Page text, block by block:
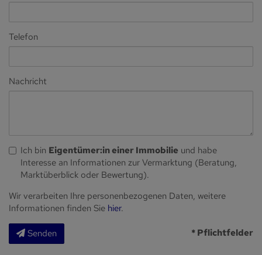
Telefon
Nachricht
Ich bin Eigentümer:in einer Immobilie und habe
Interesse an Informationen zur Vermarktung (Beratung,
Marktüberblick oder Bewertung).
Wir verarbeiten Ihre personenbezogenen Daten, weitere
Informationen finden Sie hier.
Senden * Pflichtfelder